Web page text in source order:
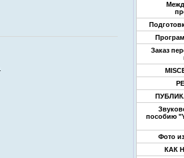
Заказ
пособию
Фото
КАК